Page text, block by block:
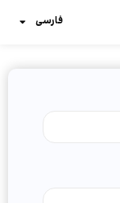
فارسی